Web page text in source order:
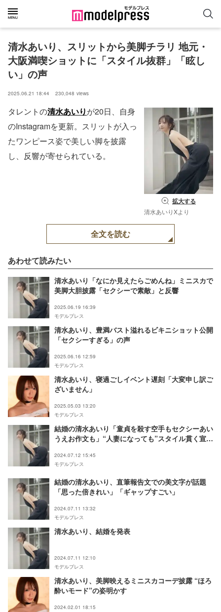
清水あいり、スリットから美脚チラリ 地元・
大阪満喫ショットに「スタイル抜群」「眩し
い」の声
2025.06.21 18:44 230,048 views
拡大する
清水あいりXより
タレントの清水あいりが20日、自身
のInstagramを更新。スリットが入っ
たワンピース姿で美しい脚を披露
し、反響が寄せられている。
全文を読む
あわせて読みたい
清水あいり「なにか見えたらごめんね」ミニスカで
美脚大胆披露「セクシーで素敵」と反響
2025.06.19 16:39
モデルプレス
清水あいり、豊満バスト溢れるビキニショット公開
「セクシーすぎる」の声
2025.06.16 12:59
モデルプレス
清水あいり、寝過ごしイベント遅刻「大変申し訳ご
ざいません」
2025.05.03 13:20
モデルプレス
結婚の清水あいり「童貞を殺す空手もセクシーあい
うえお作文も」“人妻になっても”スタイル貫く宣言
2024.07.12 15:45
モデルプレス
結婚の清水あいり、直筆報告文での美文字が話題
「思った倍きれい」「ギャップすごい」
2024.07.11 13:32
モデルプレス
清水あいり、結婚を発表
2024.07.11 12:10
モデルプレス
清水あいり、美脚映えるミニスカコーデ披露 “ほろ
酔いモード”の姿明かす
2024.02.01 18:15